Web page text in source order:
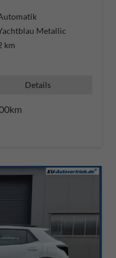
Metallic
km
Details